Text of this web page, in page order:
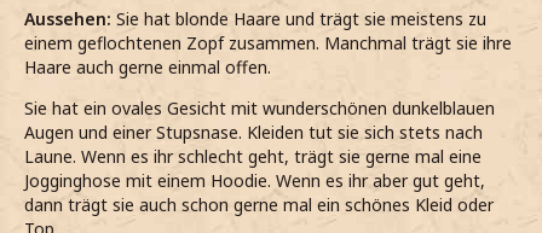
Aussehen: Sie hat blonde Haare und trägt sie meistens zu
einem geflochtenen Zopf zusammen. Manchmal trägt sie ihre
Haare auch gerne einmal offen.
Sie hat ein ovales Gesicht mit wunderschönen dunkelblauen
Augen und einer Stupsnase. Kleiden tut sie sich stets nach
Laune. Wenn es ihr schlecht geht, trägt sie gerne mal eine
Jogginghose mit einem Hoodie. Wenn es ihr aber gut geht,
dann trägt sie auch schon gerne mal ein schönes Kleid oder